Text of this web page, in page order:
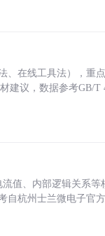
、在线工具法），重
建议，数据参考GB/T
值、内部逻辑关系等
自杭州士兰微电子官